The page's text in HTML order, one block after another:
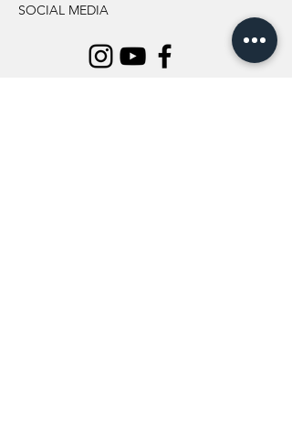
SOCIAL MEDIA